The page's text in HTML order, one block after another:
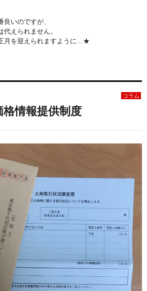
いのですが、
えられません。
月を迎えられますように…★
コラム
情報提供制度